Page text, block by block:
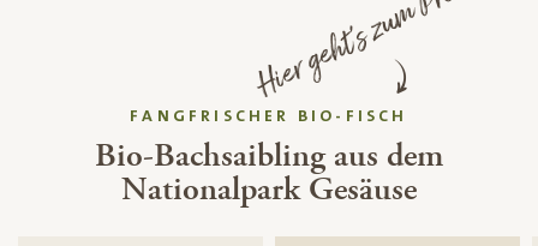
FANGFRISCHER BIO-FISCH
Bio-Bachsaibling aus dem
Nationalpark Gesäuse